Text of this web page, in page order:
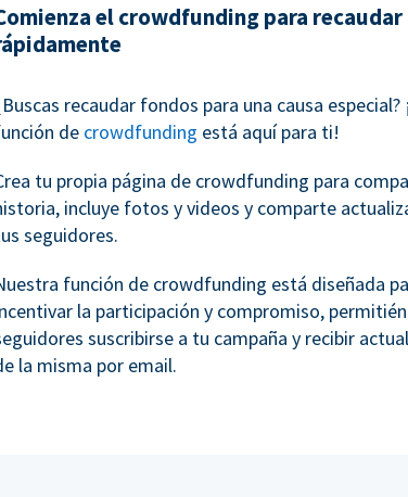
el crowdfunding para
recaudar fondos para una causa especial?
de crowdfunding está aquí para ti!
tu propia página de crowdfunding para
incluye fotos y videos y comparte
seguidores.
función de crowdfunding está diseñada
la participación y compromiso,
suscribirse a tu campaña y recibir
la misma por email.